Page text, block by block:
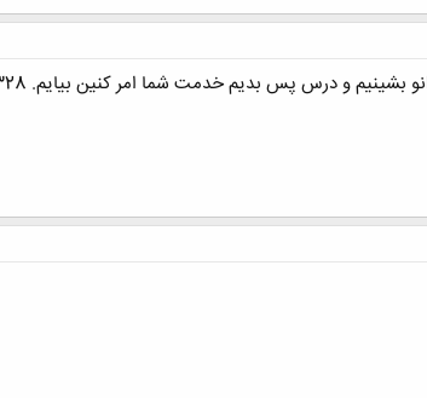
و درس پس بدیم خدمت شما امر کنین بیایم. 09101451328